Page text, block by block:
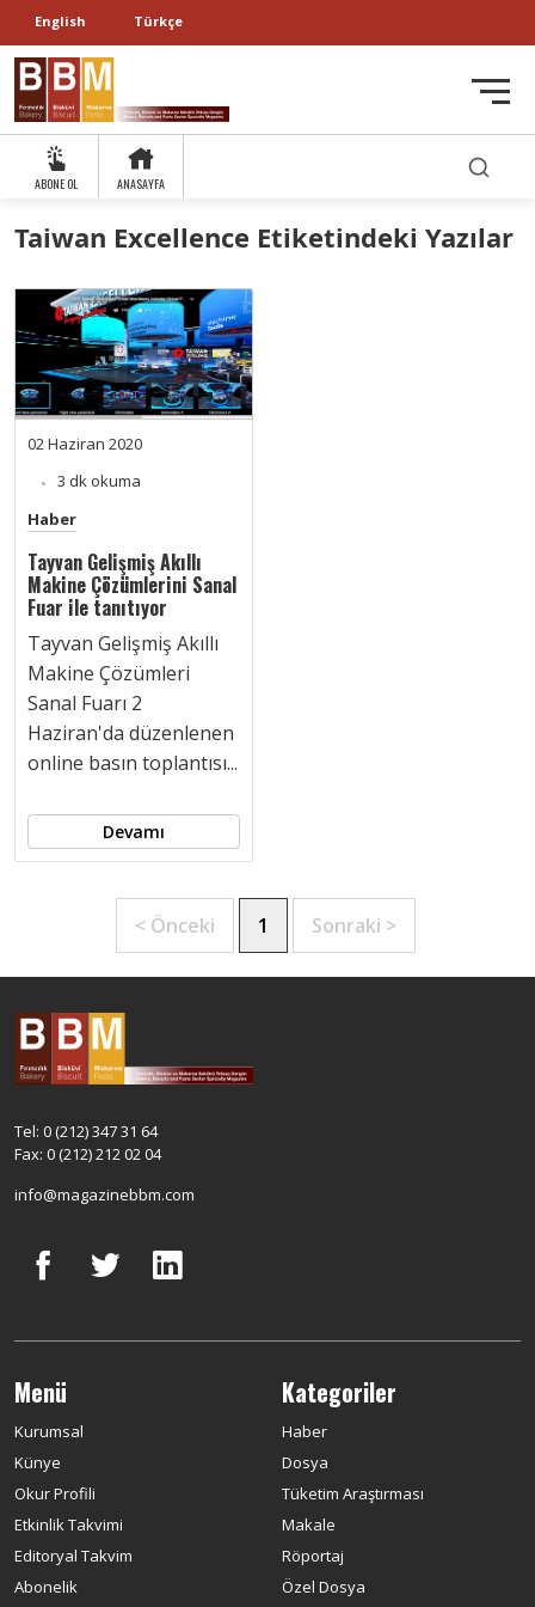
English Türkçe
ABONE OL ANASAYFA
Taiwan Excellence Etiketindeki Yazılar
02 Haziran 2020
3 dk okuma
Haber
Tayvan Gelişmiş Akıllı
Makine Çözümlerini Sanal
Fuar ile tanıtıyor
Tayvan Gelişmiş Akıllı
Makine Çözümleri
Sanal Fuarı 2
Haziran'da düzenlenen
online basın toplantısı...
Devamı
< Önceki 1 Sonraki >
Tel: 0 (212) 347 31 64
Fax: 0 (212) 212 02 04
info@magazinebbm.com
Menü
Kurumsal
Künye
Okur Profili
Etkinlik Takvimi
Editoryal Takvim
Abonelik
Kategoriler
Haber
Dosya
Tüketim Araştırması
Makale
Röportaj
Özel Dosya